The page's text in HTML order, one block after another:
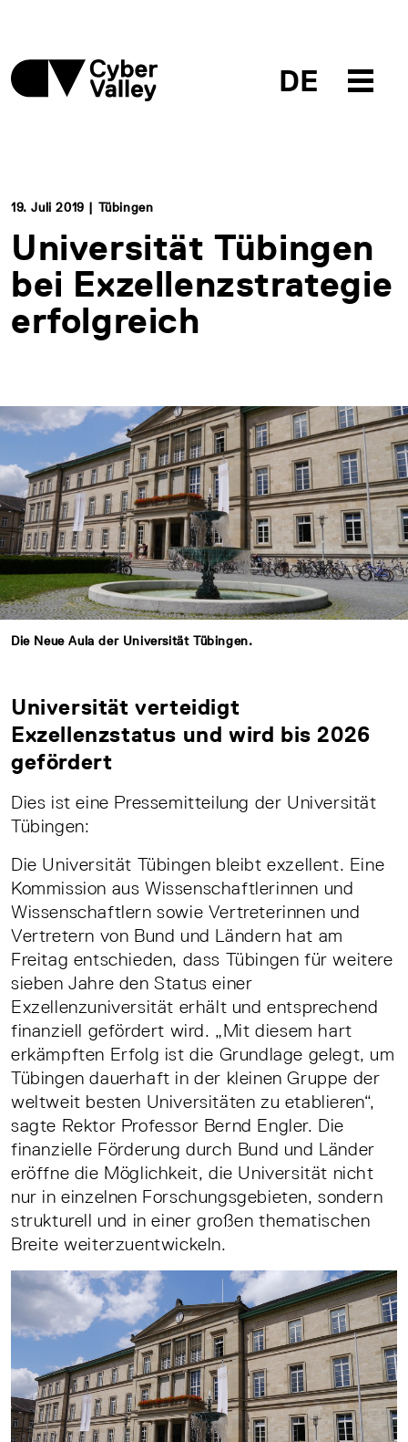
DE
19. Juli 2019 | Tübingen
Universität Tübingen
bei Exzellenzstrategie
erfolgreich
Die Neue Aula der Universität Tübingen.
Universität verteidigt
Exzellenzstatus und wird bis 2026
gefördert
Dies ist eine Pressemitteilung der Universität
Tübingen:
Die Universität Tübingen bleibt exzellent. Eine
Kommission aus Wissenschaftlerinnen und
Wissenschaftlern sowie Vertreterinnen und
Vertretern von Bund und Ländern hat am
Freitag entschieden, dass Tübingen für weitere
sieben Jahre den Status einer
Exzellenzuniversität erhält und entsprechend
finanziell gefördert wird. „Mit diesem hart
erkämpften Erfolg ist die Grundlage gelegt, um
Tübingen dauerhaft in der kleinen Gruppe der
weltweit besten Universitäten zu etablieren“,
sagte Rektor Professor Bernd Engler. Die
finanzielle Förderung durch Bund und Länder
eröffne die Möglichkeit, die Universität nicht
nur in einzelnen Forschungsgebieten, sondern
strukturell und in einer großen thematischen
Breite weiterzuentwickeln.